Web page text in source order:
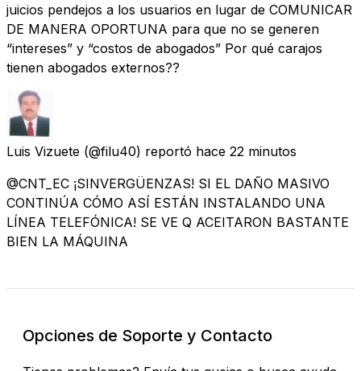
juicios pendejos a los usuarios en lugar de COMUNICAR
DE MANERA OPORTUNA para que no se generen
“intereses” y “costos de abogados” Por qué carajos
tienen abogados externos??
Luis Vizuete (@filu40) reportó hace 22 minutos
@CNT_EC ¡SINVERGÜENZAS! SI EL DAÑO MASIVO
CONTINÚA CÓMO ASÍ ESTÁN INSTALANDO UNA
LÍNEA TELEFÓNICA! SE VE Q ACEITARON BASTANTE
BIEN LA MÁQUINA
Opciones de Soporte y Contacto